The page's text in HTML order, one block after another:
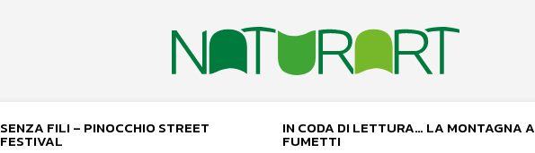
SENZA FILI – PINOCCHIO STREET
FESTIVAL
IN CODA DI LETTURA… LA MONTAGNA A
FUMETTI